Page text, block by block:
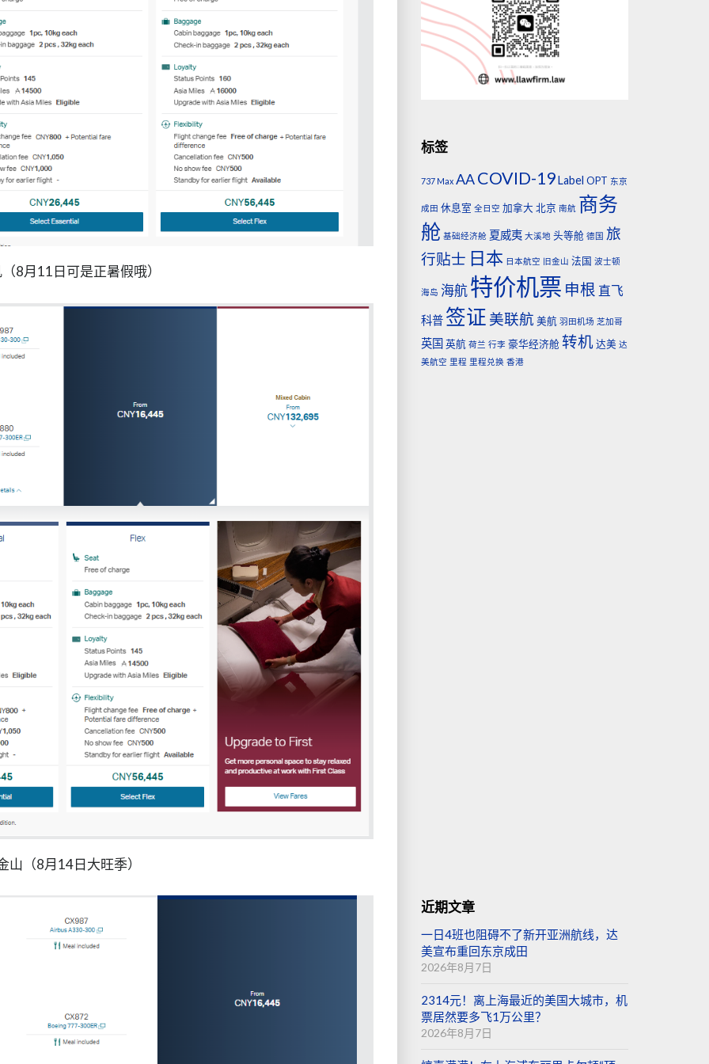
8月11日可是正暑假哦）
山（8月14日大旺季）
标签
737 Max AA COVID-19 Label OPT 东京
成田 休息室 全日空 加拿大 北京 南航 商务
舱 基础经济舱 夏威夷 大溪地 头等舱 德国 旅
行贴士 日本 日本航空 旧金山 法国 波士顿
海岛 海航 特价机票 申根 直飞
科普 签证 美联航 美航 羽田机场 芝加哥
英国 英航 荷兰 行李 豪华经济舱 转机 达美 达
美航空 里程 里程兑换 香港
近期文章
一日4班也阻碍不了新开亚洲航线，达
美宣布重回东京成田
2026年8月7日
2314元！离上海最近的美国大城市，机
票居然要多飞1万公里？
2026年8月7日